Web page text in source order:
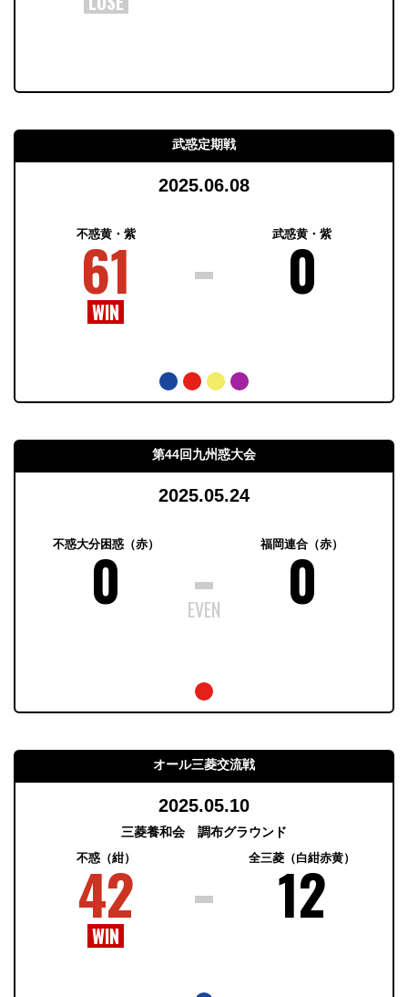
武惑定期戦
2025.06.08
不惑黄・紫
61 武惑黄・紫
0
第44回九州惑大会
2025.05.24
不惑大分困惑（赤）
0 福岡連合（赤）
0
オール三菱交流戦
2025.05.10
三菱養和会 調布グラウンド
不惑（紺）
42 全三菱（白紺赤黄）
12